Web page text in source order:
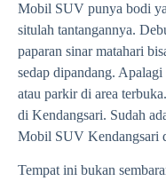
Mobil SUV punya bodi
situlah tantangannya.
paparan sinar matahari
sedap dipandang.
atau parkir di area
di Kendangsari. Sudah
Mobil SUV Kendangsari
Tempat ini bukan